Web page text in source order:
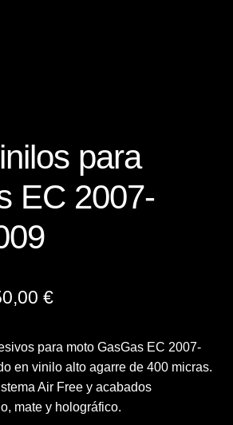
personalizada
de venta
para
EC 2007-
€Rango
precios:
desde
140,00 €
para moto GasGas EC 2007-
en vinilo alto agarre de 400 micras.
Air Free y acabados
mate y holográfico.